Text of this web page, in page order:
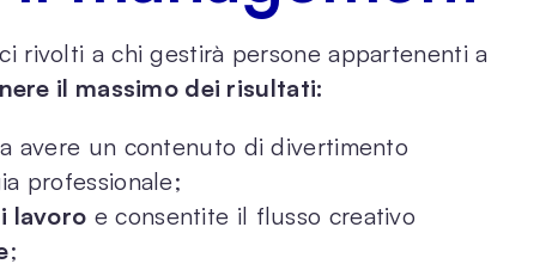
rivolti a chi gestirà persone appartenenti a
il massimo dei risultati:
avere un contenuto di divertimento
professionale;
lavoro e consentite il flusso creativo
;